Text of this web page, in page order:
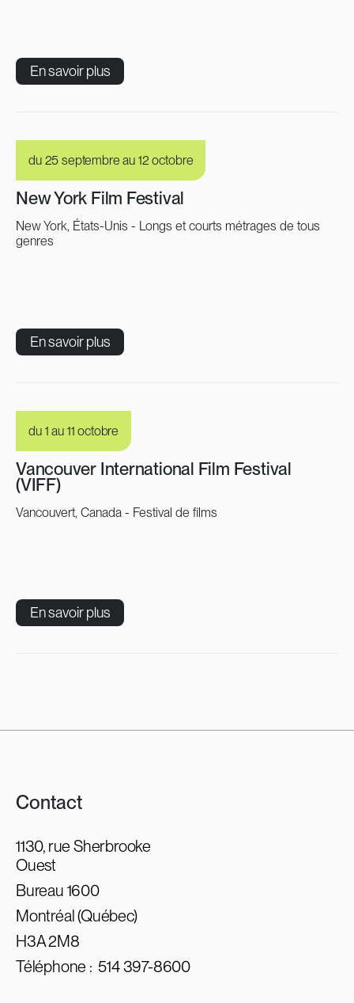
En savoir plus
du 25 septembre au 12 octobre
New York Film Festival
New York, États-Unis - Longs et courts métrages de tous
genres
En savoir plus
du 1 au 11 octobre
Vancouver International Film Festival
(VIFF)
Vancouvert, Canada - Festival de films
En savoir plus
Contact
1130, rue Sherbrooke
Ouest
Bureau 1600
Montréal (Québec)
H3A 2M8
Téléphone :514 397-8600